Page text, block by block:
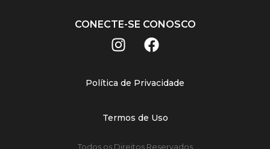
CONECTE-SE CONOSCO
Política de Privacidade
Termos de Uso
Todos os Direitos Reservados